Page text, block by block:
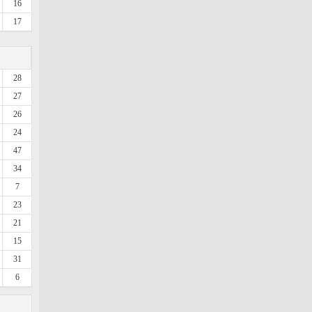
16
17
28
27
26
24
47
34
7
23
21
15
31
6